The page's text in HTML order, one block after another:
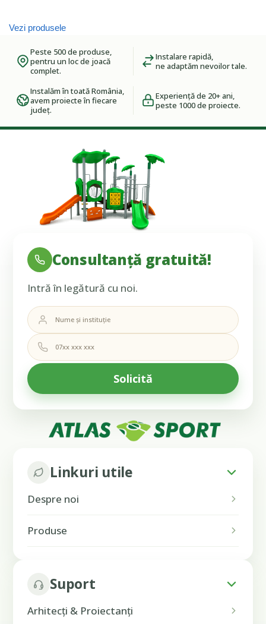
Vezi produsele
Peste 500 de produse,
pentru un loc de joacă
complet.
Instalare rapidă,
ne adaptăm nevoilor tale.
Instalăm în toată România,
avem proiecte în fiecare
județ.
Experiență de 20+ ani,
peste 1000 de proiecte.
Linkuri utile
Despre noi
Produse
Suport
Arhitecți & Proiectanți
Consultanță gratuită!
Intră în legătură cu noi.